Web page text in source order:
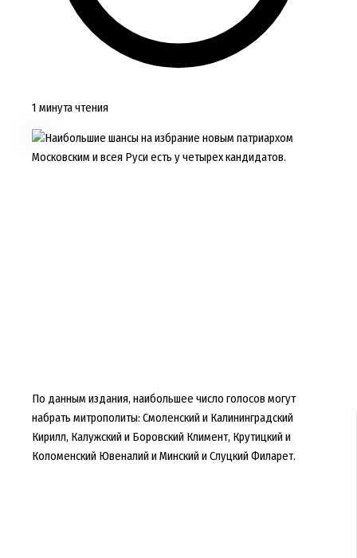
1 минута чтения
Наибольшие шансы на избрание новым патриархом
Московским и всея Руси есть у четырех кандидатов.
По данным издания, наибольшее число голосов могут
набрать митрополиты: Смоленский и Калининградский
Кирилл, Калужский и Боровский Климент, Крутицкий и
Коломенский Ювеналий и Минский и Слуцкий Филарет.